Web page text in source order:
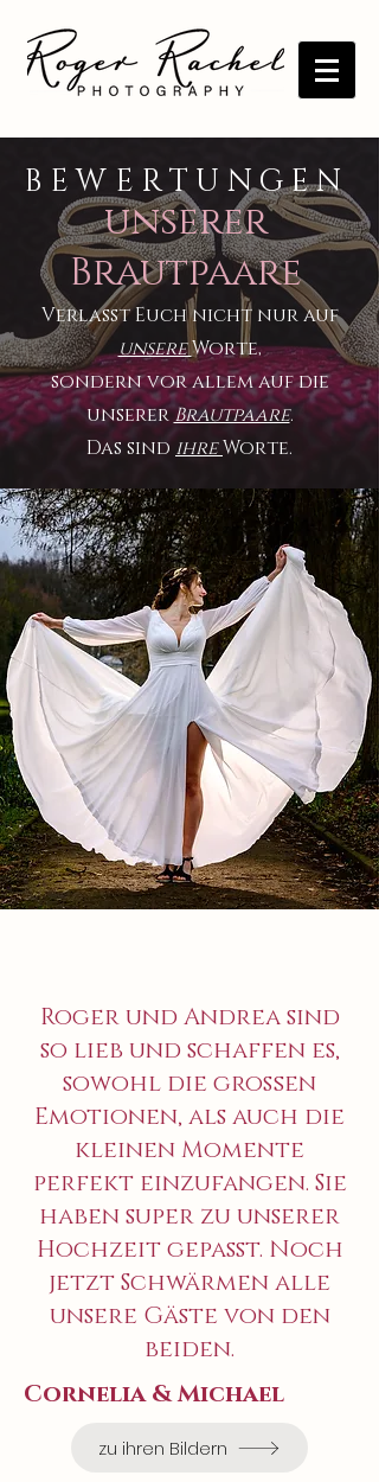
unserer
Brautpaare
BEWERTUNGEN
Verlasst Euch nicht nur auf
unsereWorte,
sondern vor allem auf die
unsererBrautpaare.
Das sind ihreWorte.
Roger und Andrea sind
so lieb und schaffen es,
sowohl die großen
Emotionen, als auch die
kleinen Momente
perfekt einzufangen. Sie
haben super zu unserer
Hochzeit gepasst. Noch
jetzt Schwärmen alle
unsere Gäste von den
beiden.
Cornelia & Michael
zu ihren Bildern